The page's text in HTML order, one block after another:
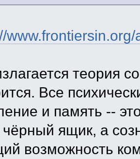
теория
Все
и память --
чёрный ящик, а
возможность